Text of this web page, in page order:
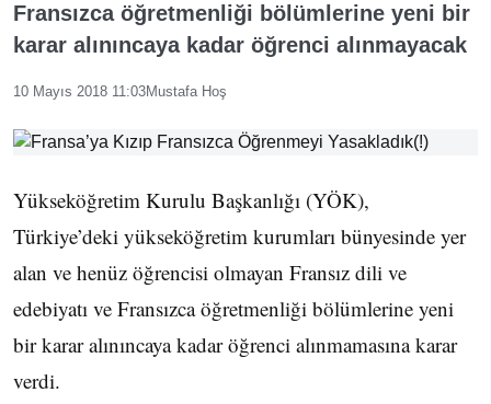
Fransızca öğretmenliği bölümlerine yeni bir
karar alınıncaya kadar öğrenci alınmayacak
10 Mayıs 2018 11:03Mustafa Hoş
Yükseköğretim Kurulu Başkanlığı (YÖK),
Türkiye’deki yükseköğretim kurumları bünyesinde yer
alan ve henüz öğrencisi olmayan Fransız dili ve
edebiyatı ve Fransızca öğretmenliği bölümlerine yeni
bir karar alınıncaya kadar öğrenci alınmamasına karar
verdi.